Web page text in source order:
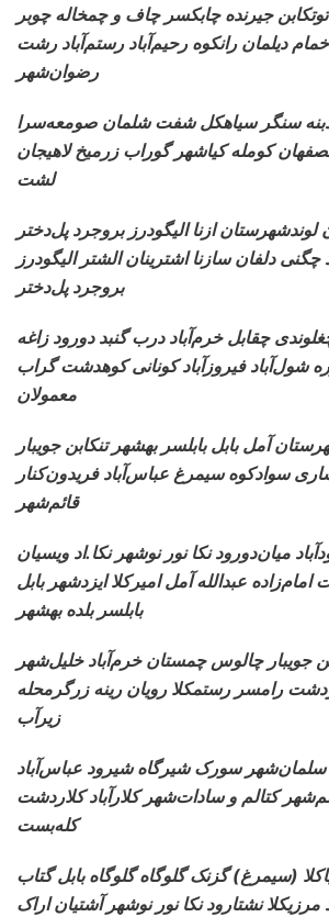
توتکابن جیرنده چابکسر چاف و چمخاله چوبر
دیلمان رانکوه رحیم‌آباد رستم‌آباد رشت
رضوان‌شهر
سنگر سیاهکل شفت شلمان صومعه‌سرا
کومله کیاشهر گوراب زرمیخ لاهیجان
لشت
لوندشهرستان ازنا الیگودرز بروجرد پل‌دختر
چگنی دلفان سازنا اشترینان الشتر الیگودرز
بروجرد پل‌دختر
چقابل خرم‌آباد درب گنبد دورود زاغه
فیروزآباد کونانی کوهدشت گراب
معمولان
آمل بابل بابلسر بهشهر تنکابن جویبار
سوادکوه سیمرغ عباس‌آباد فریدون‌کنار
قائم‌شهر
میان‌دورودنکا نور نوشهر نکا.اد ویسیان
عبدالله آمل امیرکلا ایزدشهر بابل
بابلسر بلده بهشهر
جویبار چالوس چمستان خرم‌آباد خلیل‌شهر
رامسر رستمکلا رویان رینه زرگرمحله
زیرآب
سورک شیرگاه شیرود عباس‌آباد
کتالم و سادات‌شهر کلارآباد کلاردشت
کله‌بست
(سیمرغ) گزنک گلوگاه گلوگاه بابل گتاب
مرزیکلا نشتارود نکا نور نوشهر آشتیان اراک